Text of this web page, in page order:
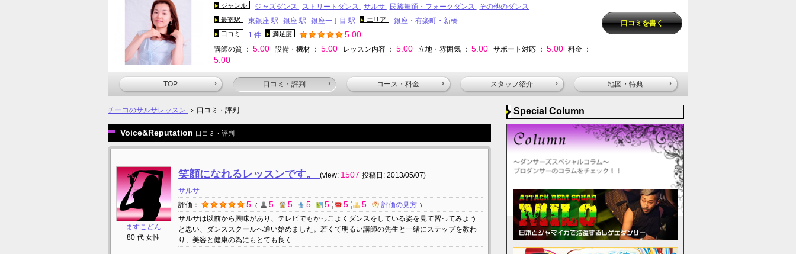
ジャンル ジャズダンス ストリートダンス サルサ 民族舞踊・フォークダンス その他のダンス
最寄駅 東銀座 駅 銀座 駅 銀座一丁目 駅 エリア 銀座・有楽町・新橋
口コミ 1 件 満足度 5.00
講師の質 ：5.00 設備・機材 ：5.00 レッスン内容 ： 5.00 立地・雰囲気 ： 5.00 サポート対応 ： 5.00 料金 ：
5.00
口コミを書く
TOP 口コミ・評判 コース・料金 スタッフ紹介 地図・特典
チーコのサルサレッスン 口コミ・評判
Voice&Reputation 口コミ・評判
ますこどん
80 代 女性
笑顔になれるレッスンです。(view: 1507投稿日: 2013/05/07)
サルサ
評価：
5 5 5 5 5 5 5
評価の見方
サルサは以前から興味があり、テレビでもかっこよくダンスをしている姿を見て習ってみよう
と思い、ダンススクールへ通い始めました。若くて明るい講師の先生と一緒にステップを教わ
り、美容と健康の為にもとても良く ...
Special Column